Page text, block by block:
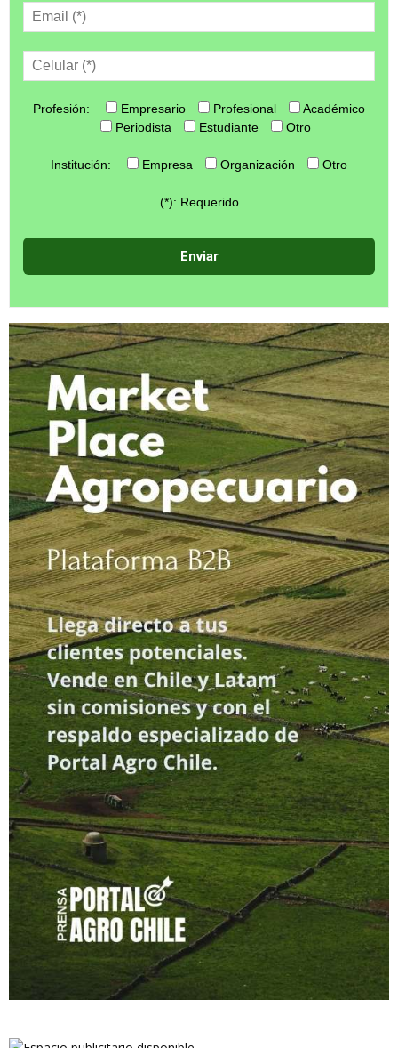
Profesión: Empresario Profesional
Académico
Periodista
Estudiante Otro
Institución: Empresa Organización Otro
(*): Requerido